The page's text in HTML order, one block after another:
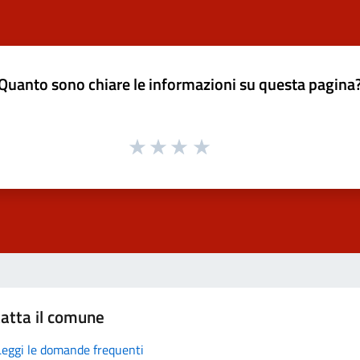
sono chiare le informazioni su questa
il comune
le domande frequenti